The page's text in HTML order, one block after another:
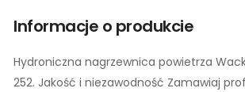
Informacje o produkcie
Hydroniczna nagrzewnica powietrza
252. Jakość i niezawodność Zamawiaj